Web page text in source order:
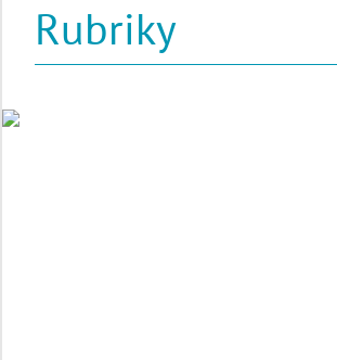
Rubriky